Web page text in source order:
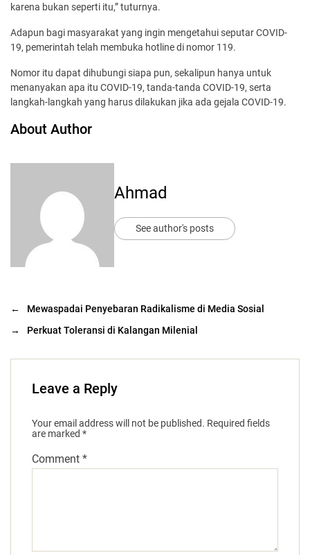
karena bukan seperti itu,” tuturnya.
Adapun bagi masyarakat yang ingin mengetahui seputar COVID-
19, pemerintah telah membuka hotline di nomor 119.
Nomor itu dapat dihubungi siapa pun, sekalipun hanya untuk
menanyakan apa itu COVID-19, tanda-tanda COVID-19, serta
langkah-langkah yang harus dilakukan jika ada gejala COVID-19.
About Author
Ahmad
See author's posts
←
Mewaspadai Penyebaran Radikalisme di Media Sosial
→
Perkuat Toleransi di Kalangan Milenial
Leave a Reply
Your email address will not be published. Required fields
are marked *
Comment *